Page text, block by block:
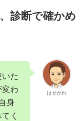
診断で確かめ
はせがわ
た
わ
身
く